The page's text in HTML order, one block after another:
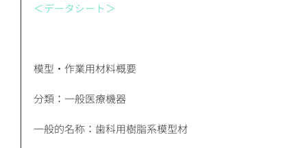
＜データシート＞
模型・作業用材料概要
分類：一般医療機器
一般的名称：歯科用樹脂系模型材